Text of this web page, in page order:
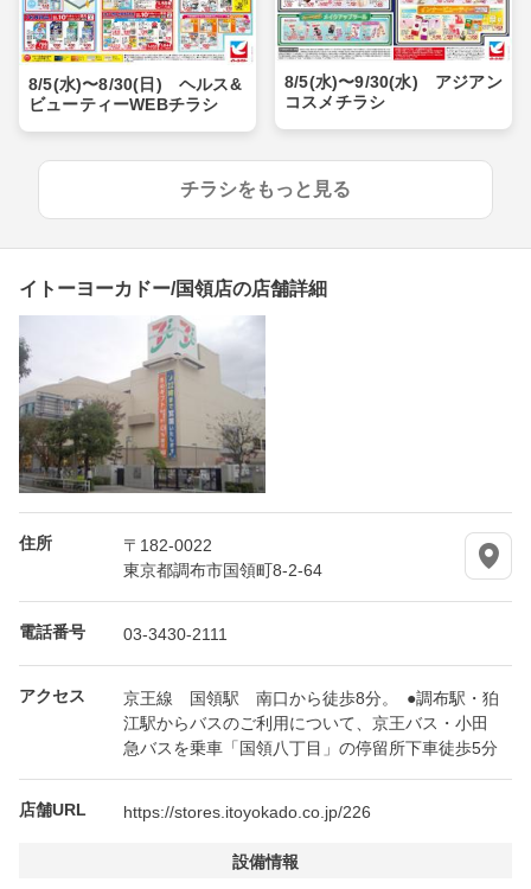
8/5(水)〜8/30(日) ヘルス&
ビューティーWEBチラシ
8/5(水)〜9/30(水) アジアン
コスメチラシ
チラシをもっと見る
イトーヨーカドー/国領店の店舗詳細
住所
〒182-0022
東京都調布市国領町8-2-64
電話番号 03-3430-2111
アクセス
京王線 国領駅 南口から徒歩8分。 ●調布駅・狛
江駅からバスのご利用について、京王バス・小田
急バスを乗車「国領八丁目」の停留所下車徒歩5分
店舗URL https://stores.itoyokado.co.jp/226
設備情報